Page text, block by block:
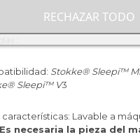
Stokke® Sleepi™
Sleepi™ V3
características: Lavable a
Es necesaria la pieza del
RECHAZAR TODO